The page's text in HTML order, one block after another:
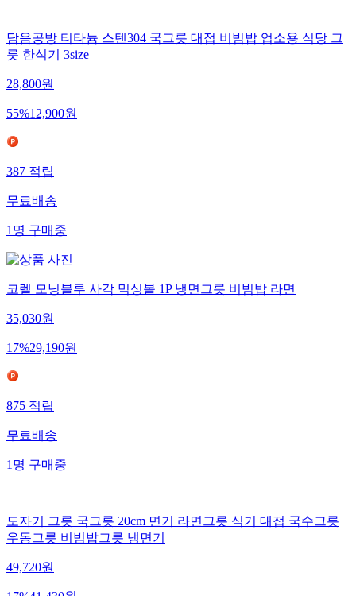
담음공방 티타늄 스텐304 국그릇 대접 비빔밥 업소용 식당 그
릇 한식기 3size
28,800원
55%12,900원
387적립
무료배송
1명구매중
코렐 모닝블루 사각 믹싱볼 1P 냉면그릇 비빔밥 라면
35,030원
17%29,190원
875적립
무료배송
1명구매중
도자기 그릇 국그릇 20cm 면기 라면그릇 식기 대접 국수그릇
우동그릇 비빔밥그릇 냉면기
49,720원